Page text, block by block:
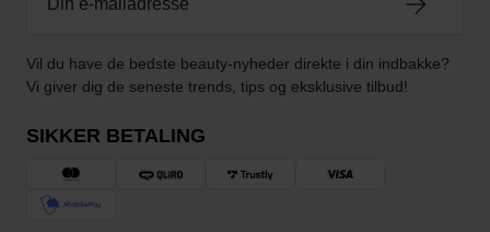
Vil du have de bedste beauty-nyheder direkte i din indbakke?
Vi giver dig de seneste trends, tips og eksklusive tilbud!
SIKKER BETALING